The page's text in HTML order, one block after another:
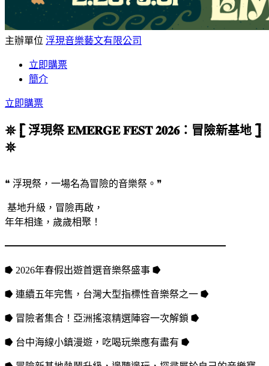
主辦單位 浮現音樂藝文有限公司
立即購票
簡介
立即購票
𖤓 𓊈 浮現祭 𝐄𝐌𝐄𝐑𝐆𝐄 𝐅𝐄𝐒𝐓 𝟐𝟎𝟐𝟔：冒險新基地 𓊉
𖤓
❝ 浮現祭，一場名為冒險的音樂祭。❞
基地升級，冒險再啟，
年年相逢，歲歲相聚！
━━━━━━━━━━━━━━━━━━━━━━━
⭓ 2026年春假出遊首選音樂祭盛事 ⭓
⭓ 連續五年完售，台灣大型指標性音樂祭之一 ⭓
⭓ 冒險者集合！亞洲搖滾精選陣容一次解鎖 ⭓
⭓ 台中海線小鎮漫遊，吃喝玩樂應有盡有 ⭓